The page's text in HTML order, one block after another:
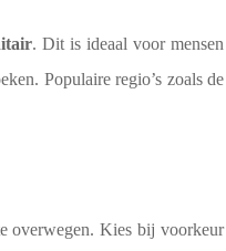
. Dit is ideaal voor mensen
Populaire regio’s zoals de
overwegen. Kies bij voorkeur